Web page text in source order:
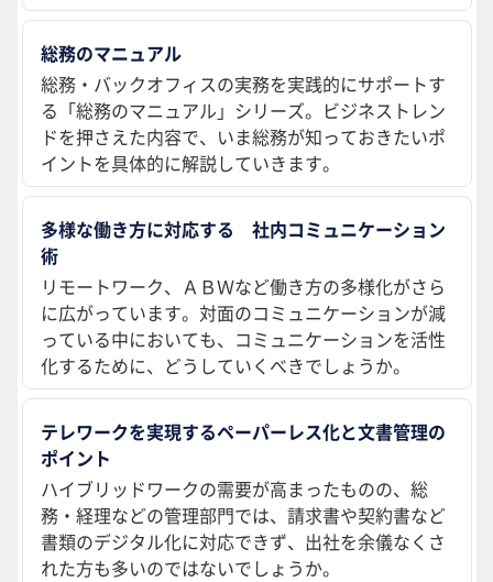
総務のマニュアル
総務・バックオフィスの実務を実践的にサポートす
る「総務のマニュアル」シリーズ。ビジネストレン
ドを押さえた内容で、いま総務が知っておきたいポ
イントを具体的に解説していきます。
多様な働き方に対応する 社内コミュニケーション
術
リモートワーク、ＡＢＷなど働き方の多様化がさら
に広がっています。対面のコミュニケーションが減
っている中においても、コミュニケーションを活性
化するために、どうしていくべきでしょうか。
テレワークを実現するペーパーレス化と文書管理の
ポイント
ハイブリッドワークの需要が高まったものの、総
務・経理などの管理部門では、請求書や契約書など
書類のデジタル化に対応できず、出社を余儀なくさ
れた方も多いのではないでしょうか。